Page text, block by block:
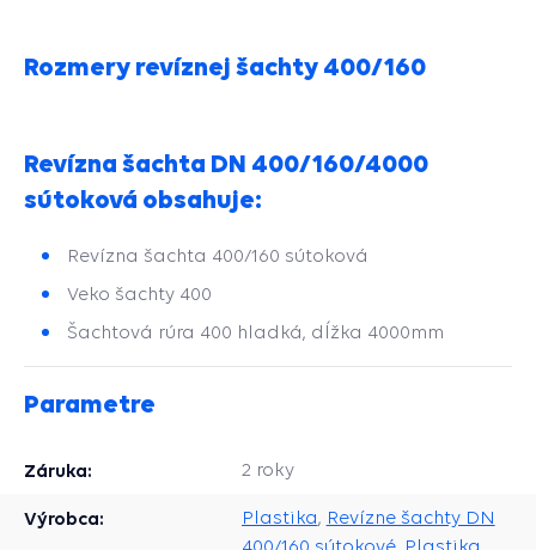
Rozmery revíznej šachty 400/160
Revízna šachta DN 400/160/4000
sútoková obsahuje:
Revízna šachta 400/160 sútoková
Veko šachty 400
Šachtová rúra 400 hladká, dĺžka 4000mm
Parametre
Záruka: 2 roky
Výrobca: Plastika, Revízne šachty DN
400/160 sútokové, Plastika